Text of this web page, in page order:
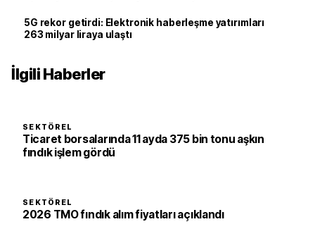
5G rekor getirdi: Elektronik haberleşme yatırımları
263 milyar liraya ulaştı
İlgili Haberler
SEKTÖREL
Ticaret borsalarında 11 ayda 375 bin tonu aşkın
fındık işlem gördü
SEKTÖREL
2026 TMO fındık alım fiyatları açıklandı